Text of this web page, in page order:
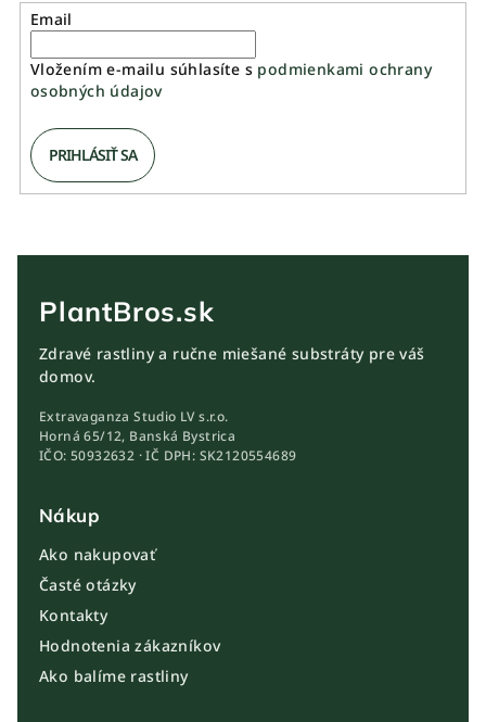
Email
Vložením e-mailu súhlasíte s podmienkami ochrany
osobných údajov
PRIHLÁSIŤ SA
PlantBros.sk
Zdravé rastliny a ručne miešané substráty pre váš
domov.
Extravaganza Studio LV s.r.o.
Horná 65/12, Banská Bystrica
IČO: 50932632 · IČ DPH: SK2120554689
Nákup
Ako nakupovať
Časté otázky
Kontakty
Hodnotenia zákazníkov
Ako balíme rastliny